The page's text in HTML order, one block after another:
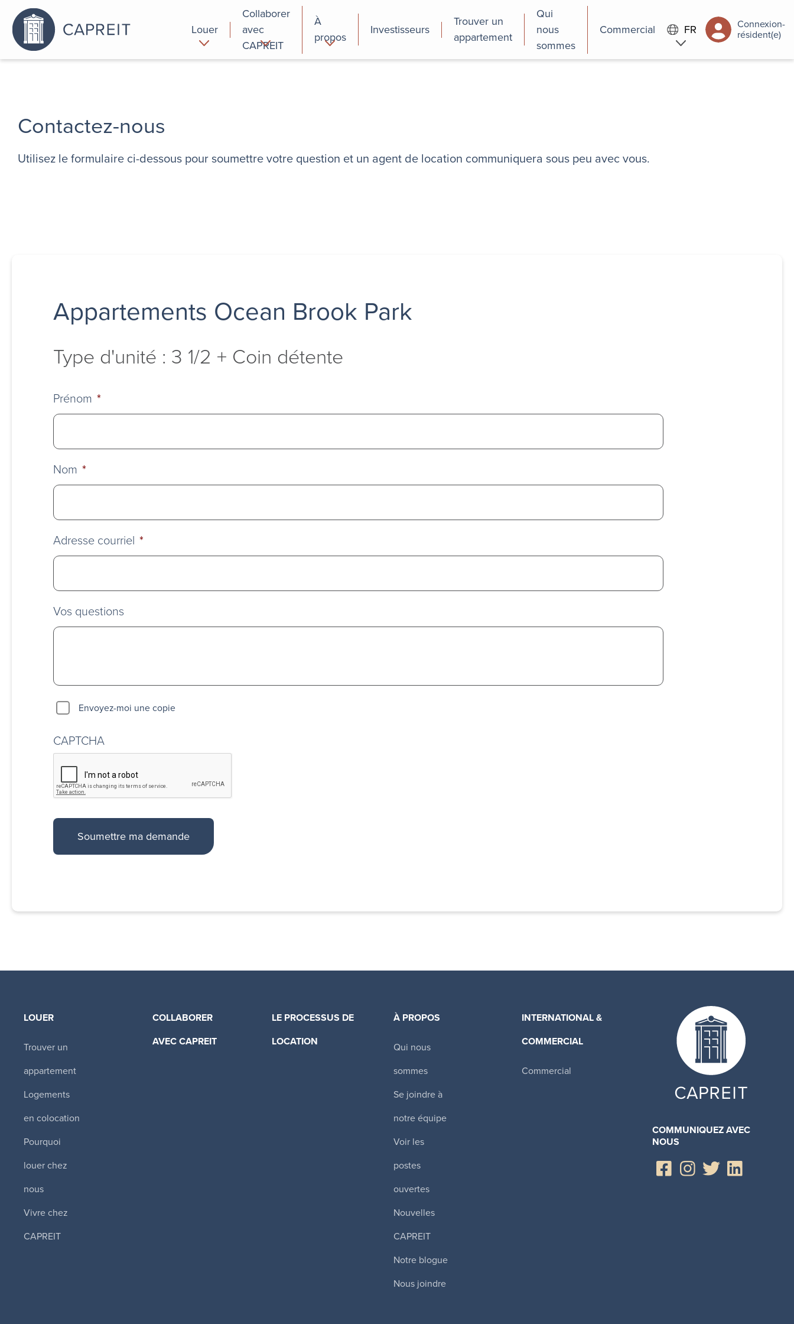
Louer
Collaborer
avec
CAPREIT
À
propos
Investisseurs
Trouver un
appartement
Qui
nous
sommes
Commercial FR Connexion-
résident(e)
Contactez-nous
Utilisez le formulaire ci-dessous pour soumettre votre question et un agent de location communiquera sous peu avec vous.
Appartements Ocean Brook Park
Type d'unité : 3 1/2 + Coin détente
Prénom *
Nom *
Adresse courriel *
Vos questions
Envoyez-moi une copie
CAPTCHA
LOUER
Trouver un
appartement
Logements
en colocation
Pourquoi
louer chez
nous
Vivre chez
CAPREIT
COLLABORER
AVEC CAPREIT​
LE PROCESSUS DE
LOCATION
À PROPOS
Qui nous
sommes
Se joindre à
notre équipe
Voir les
postes
ouvertes
Nouvelles
CAPREIT
Notre blogue
Nous joindre
INTERNATIONAL &
COMMERCIAL
Commercial
Canadian Apartment Properties REIT
COMMUNIQUEZ AVEC
NOUS